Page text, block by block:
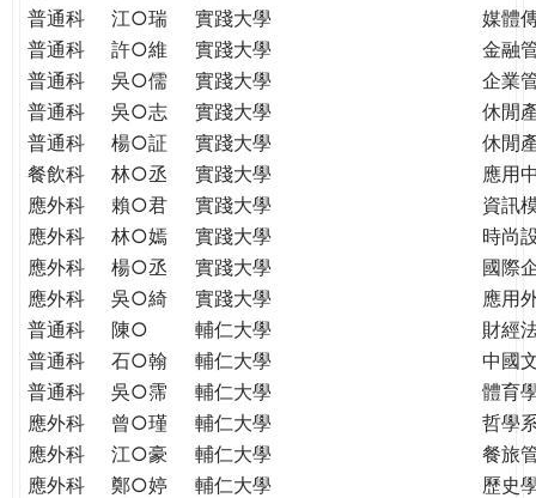
普通科
江○瑞 實踐大學
媒體
普通科
許○維 實踐大學
金融
普通科
吳○儒 實踐大學
企業
普通科
吳○志 實踐大學
休閒
普通科
楊○証 實踐大學
休閒
餐飲科
林○丞 實踐大學
應用
應外科
賴○君 實踐大學
資訊
應外科
林○嫣 實踐大學
時尚
應外科
楊○丞 實踐大學
國際
應外科
吳○綺 實踐大學
應用
普通科
陳○ 輔仁大學
財經
普通科
石○翰 輔仁大學
中國
普通科
吳○霈 輔仁大學
體育
應外科
曾○瑾 輔仁大學
哲學
應外科
江○豪 輔仁大學
餐旅
應外科
鄭○婷 輔仁大學
歷史